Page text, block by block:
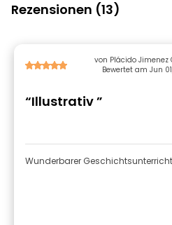
Rezensionen (13)
von Plácido
Bewertet am Jun
“Illustrativ ”
Wunderbarer Geschichtsunterricht